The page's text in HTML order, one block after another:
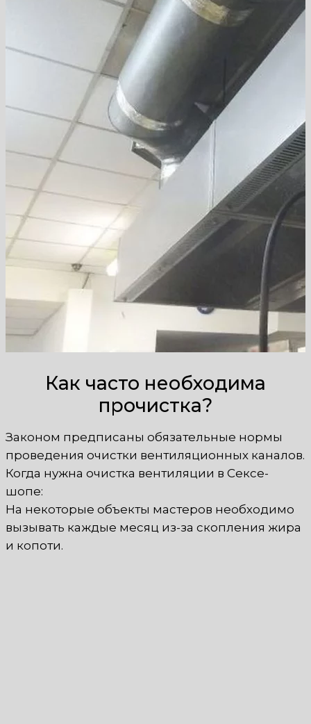
Как часто необходима
прочистка?
Законом предписаны обязательные нормы
проведения очистки вентиляционных каналов.
Когда нужна очистка вентиляции в Сексе-
шопе:
На некоторые объекты мастеров необходимо
вызывать каждые месяц из-за скопления жира
и копоти.